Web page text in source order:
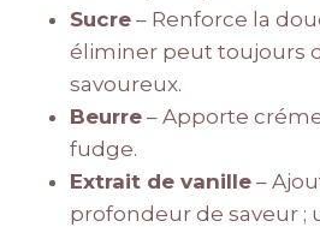
Sucre – Renforce la
éliminer peut toujours
savoureux.
Beurre – Apporte
fudge.
Extrait de vanille –
profondeur de saveur ;